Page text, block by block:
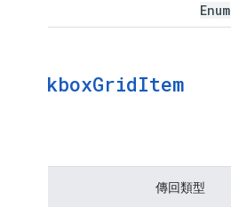
Enum
CheckboxGridItem
傳回類型